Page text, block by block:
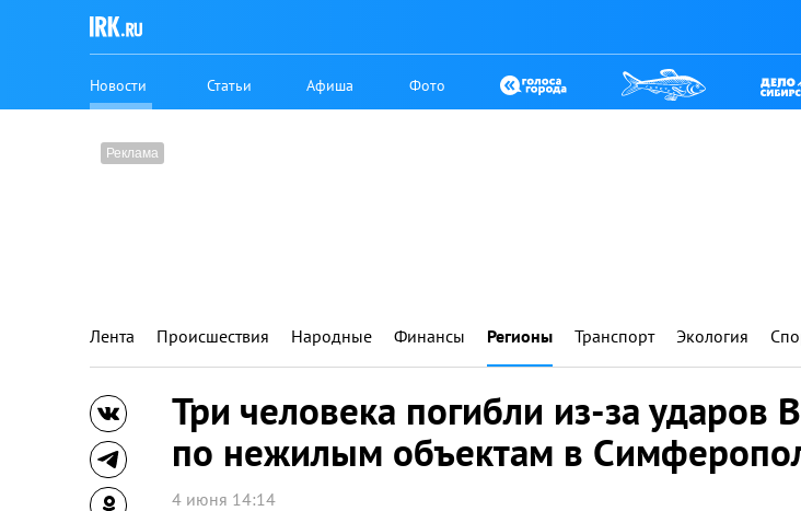
Новости Статьи Афиша Фото
Лента Происшествия Народные Финансы Регионы Транспорт Экология
Три человека погибли из-за ударов
по нежилым объектам в
4 июня 14:14